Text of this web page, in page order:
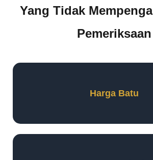
Yang Tidak
Pemeriksaan
Harga Batu